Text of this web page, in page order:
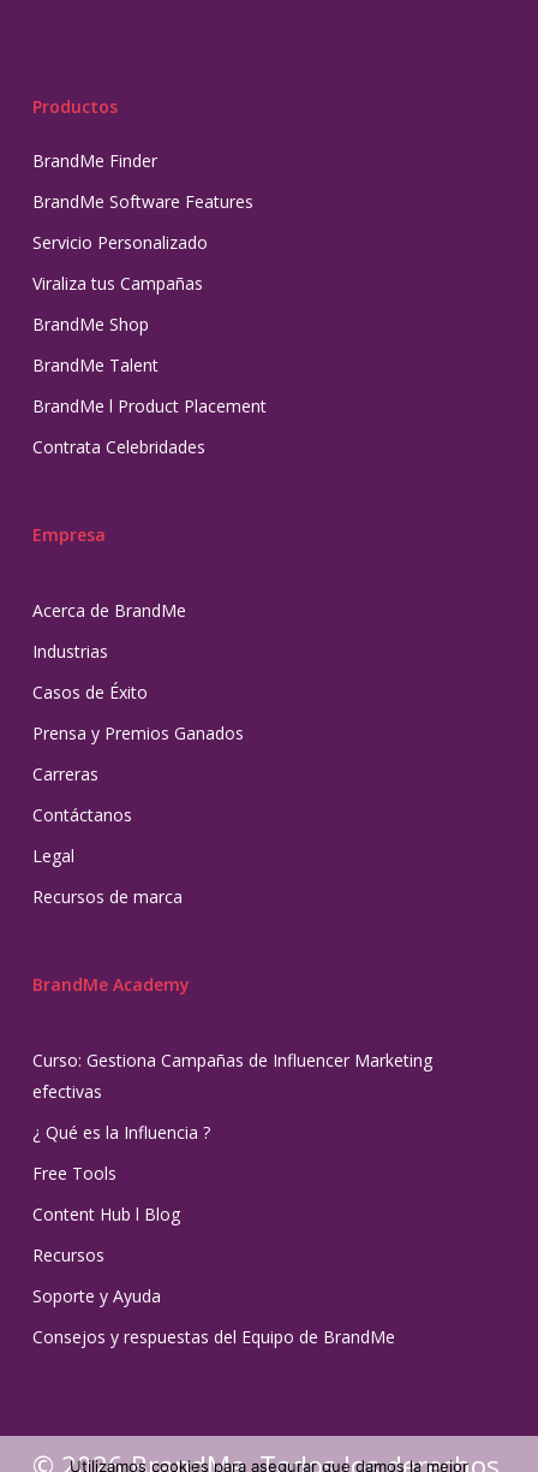
Productos
BrandMe Finder
BrandMe Software Features
Servicio Personalizado
Viraliza tus Campañas
BrandMe Shop
BrandMe Talent
BrandMe l Product Placement
Contrata Celebridades
Empresa
Acerca de BrandMe
Industrias
Casos de Éxito
Prensa y Premios Ganados
Carreras
Contáctanos
Legal
Recursos de marca
BrandMe Academy
Curso: Gestiona Campañas de Influencer Marketing
efectivas
¿ Qué es la Influencia ?
Free Tools
Content Hub l Blog
Recursos
Soporte y Ayuda
Consejos y respuestas del Equipo de BrandMe
Utilizamos cookies para asegurar que damos la mejor